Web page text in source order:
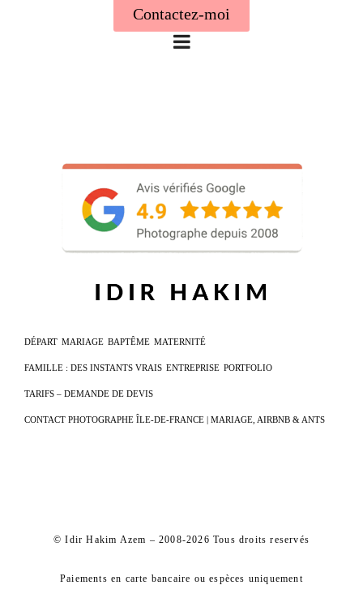
Contactez-moi
DÉPART MARIAGE BAPTÊME MATERNITÉ
FAMILLE : DES INSTANTS VRAIS ENTREPRISE PORTFOLIO
TARIFS – DEMANDE DE DEVIS
CONTACT PHOTOGRAPHE ÎLE-DE-FRANCE | MARIAGE, AIRBNB & ANTS
© Idir Hakim Azem – 2008-2026 Tous droits reservés
Paiements en carte bancaire ou espèces uniquement